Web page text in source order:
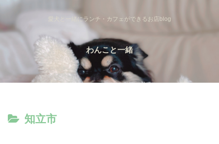
愛犬と一緒にランチ・カフェができるお店blog
わんこと一緒
知立市